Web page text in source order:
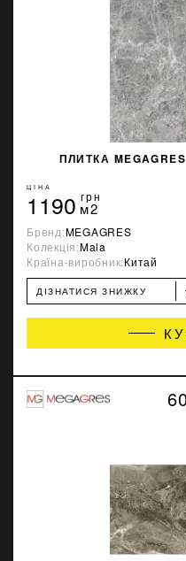
ПЛИТКА
ЦІНА
1190 грн
м2
Бренд:MEGAGRES
Колекція:Mala
Країна-виробник:Китай
ДІЗНАТИСЯ ЗНИЖКУ